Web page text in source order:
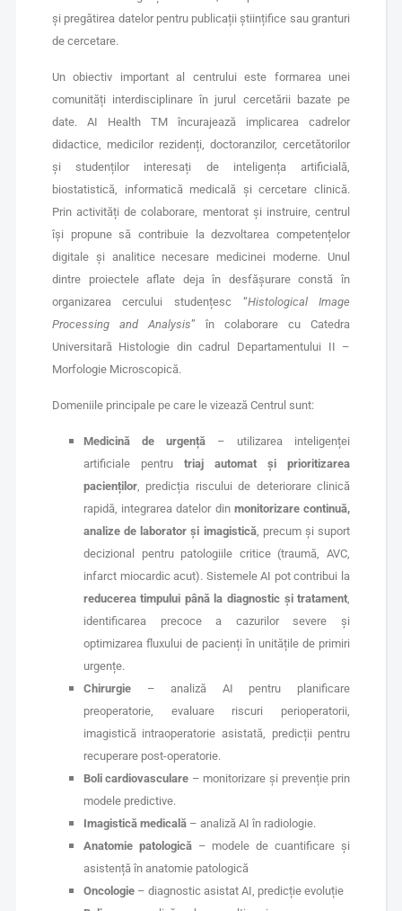
și pregătirea datelor pentru publicații științifice sau granturi
de cercetare.
Un obiectiv important al centrului este formarea unei
comunități interdisciplinare în jurul cercetării bazate pe
date. AI Health TM încurajează implicarea cadrelor
didactice, medicilor rezidenți, doctoranzilor, cercetătorilor
și studenților interesați de inteligența artificială,
biostatistică, informatică medicală și cercetare clinică.
Prin activități de colaborare, mentorat și instruire, centrul
își propune să contribuie la dezvoltarea competențelor
digitale și analitice necesare medicinei moderne. Unul
dintre proiectele aflate deja în desfășurare constă în
organizarea cercului studențesc “Histological Image
Processing and Analysis” în colaborare cu Catedra
Universitară Histologie din cadrul Departamentului II –
Morfologie Microscopică.
Domeniile principale pe care le vizează Centrul sunt:
Medicină de urgență – utilizarea inteligenței
artificiale pentru triaj automat și prioritizarea
pacienților, predicția riscului de deteriorare clinică
rapidă, integrarea datelor din monitorizare continuă,
analize de laborator și imagistică, precum și suport
decizional pentru patologiile critice (traumă, AVC,
infarct miocardic acut). Sistemele AI pot contribui la
reducerea timpului până la diagnostic și tratament,
identificarea precoce a cazurilor severe și
optimizarea fluxului de pacienți în unitățile de primiri
urgențe.
Chirurgie– analiză AI pentru planificare
preoperatorie, evaluare riscuri perioperatorii,
imagistică intraoperatorie asistată, predicții pentru
recuperare post-operatorie.
Boli cardiovasculare – monitorizare și prevenție prin
modele predictive.
Imagistică medicală– analiză AI în radiologie.
Anatomie patologică – modele de cuantificare și
asistență în anatomie patologică
Oncologie– diagnostic asistat AI, predicție evoluție